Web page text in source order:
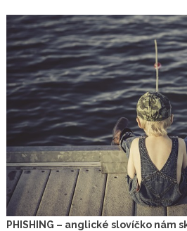
PHISHING – anglické slovíčko nám